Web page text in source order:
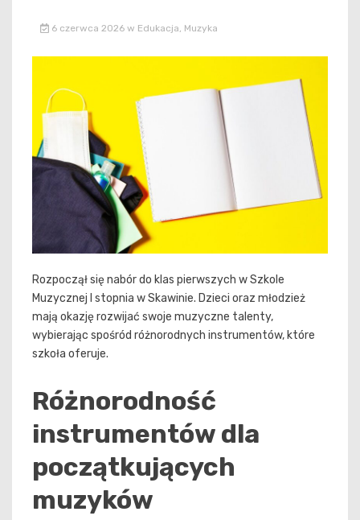
6 czerwca 2026 w Edukacja, Muzyka
Rozpoczął się nabór do klas pierwszych w Szkole
Muzycznej I stopnia w Skawinie. Dzieci oraz młodzież
mają okazję rozwijać swoje muzyczne talenty,
wybierając spośród różnorodnych instrumentów, które
szkoła oferuje.
Różnorodność
instrumentów dla
początkujących
muzyków